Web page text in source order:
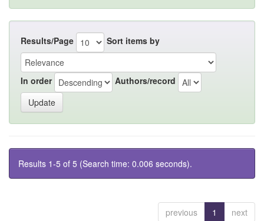
Results/Page Sort items by
In order Authors/record
Results 1-5 of 5 (Search time: 0.006 seconds).
previous 1 next